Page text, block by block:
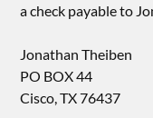
a check payable to
Jonathan Theiben
PO BOX 44
Cisco, TX 76437